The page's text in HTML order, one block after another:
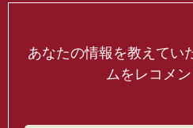
あなたの情報を教えてい
ムをレコメ